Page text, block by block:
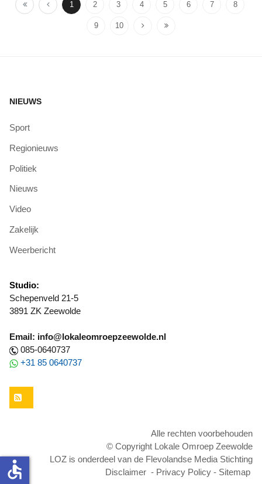
1 2 3 4 5 6 7 8
9 10
NIEUWS
Sport
Regionieuws
Politiek
Nieuws
Video
Zakelijk
Weerbericht
Studio:
Schepenveld 21-5
3891 ZK Zeewolde
Email: info@lokaleomroepzeewolde.nl
085-0640737
+31 85 0640737
Alle rechten voorbehouden
© Copyright Lokale Omroep Zeewolde
LOZ is onderdeel van de Flevolandse Media Stichting
Disclaimer - Privacy Policy - Sitemap
accessible